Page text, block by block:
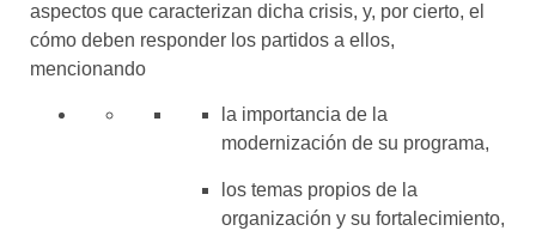
aspectos que caracterizan dicha crisis, y, por cierto, el
cómo deben responder los partidos a ellos,
mencionando
la importancia de la
modernización de su programa,
los temas propios de la
organización y su fortalecimiento,